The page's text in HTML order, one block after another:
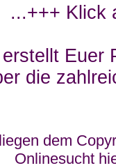
...+++ Klick
Euer
die
dem
Onlinesucht